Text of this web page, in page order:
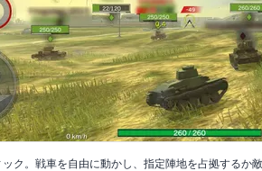
ク。戦車を自由に動かし、指定陣地を占拠するか敵